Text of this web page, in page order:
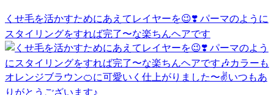
くせ毛を活かすためにあえてレイヤーを😉❣️ パーマのように
スタイリングをすれば完了〜な楽ちんヘアです